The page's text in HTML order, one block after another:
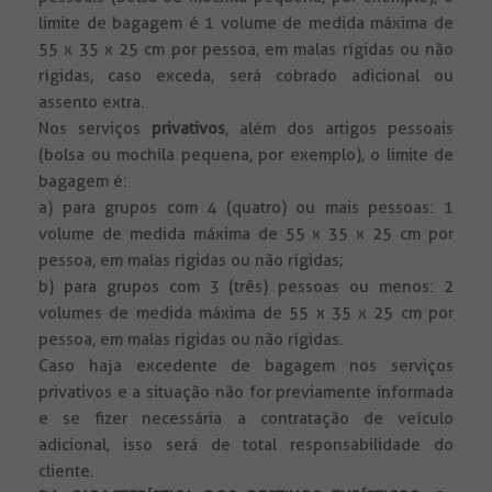
limite de bagagem é 1 volume de medida máxima de
55 x 35 x 25 cm por pessoa, em malas rígidas ou não
rígidas, caso exceda, será cobrado adicional ou
assento extra.
Nos serviços privativos, além dos artigos pessoais
(bolsa ou mochila pequena, por exemplo), o limite de
bagagem é:
a) para grupos com 4 (quatro) ou mais pessoas: 1
volume de medida máxima de 55 x 35 x 25 cm por
pessoa, em malas rígidas ou não rígidas;
b) para grupos com 3 (três) pessoas ou menos: 2
volumes de medida máxima de 55 x 35 x 25 cm por
pessoa, em malas rígidas ou não rígidas.
Caso haja excedente de bagagem nos serviços
privativos e a situação não for previamente informada
e se fizer necessária a contratação de veículo
adicional, isso será de total responsabilidade do
cliente.